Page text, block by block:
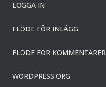
LOGGA IN
FLÖDE FÖR INLÄGG
FLÖDE FÖR KOMMENTARER
WORDPRESS.ORG